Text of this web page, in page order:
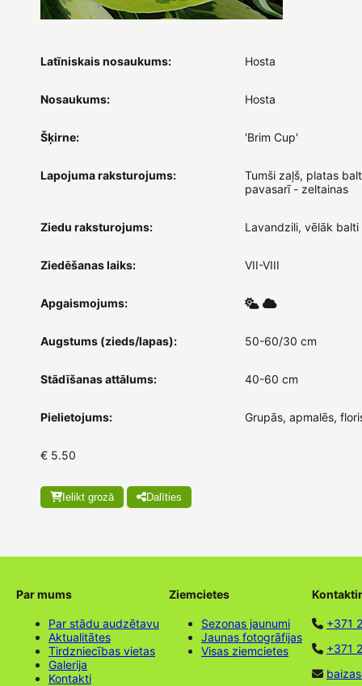
Latīniskais nosaukums: Hosta
Nosaukums: Hosta
Šķirne: 'Brim Cup'
Lapojuma raksturojums:
Tumši zaļš, platas
pavasarī - zeltainas
Ziedu raksturojums: Lavandzili, vēlāk balti
Ziedēšanas laiks: VII-VIII
Apgaismojums:
Augstums (zieds/lapas): 50-60/30 cm
Stādīšanas attālums: 40-60 cm
Pielietojums: Grupās, apmalēs,
€ 5.50
Ielikt grozā Dalīties
Par mums
Par stādu audzētavu
Aktualitātes
Tirdzniecības vietas
Galerija
Kontakti
Ziemcietes
Sezonas jaunumi
Jaunas fotogrāfijas
Visas ziemcietes
+371
+371